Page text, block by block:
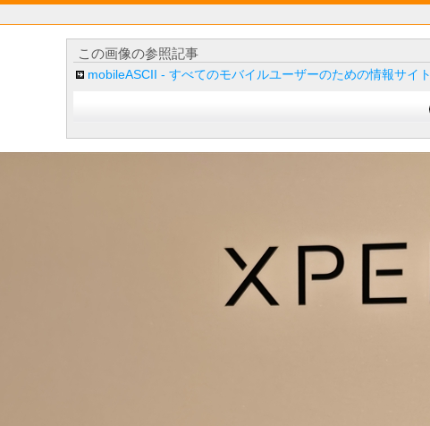
この画像の参照記事
mobileASCII - すべてのモバイルユーザーのための情報サイト